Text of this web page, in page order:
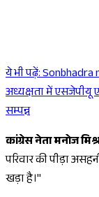
ये भी पढ़ें:Sonbhadra
अध्यक्षता में एसजेपीयू
सम्पन्न
कांग्रेस नेता मनोज
परिवार की पीड़ा
खड़ा है।"